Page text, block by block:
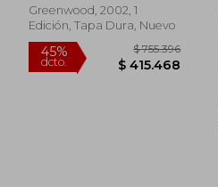
Greenwood, 2002, 1
Edición, Tapa Dura, Nuevo